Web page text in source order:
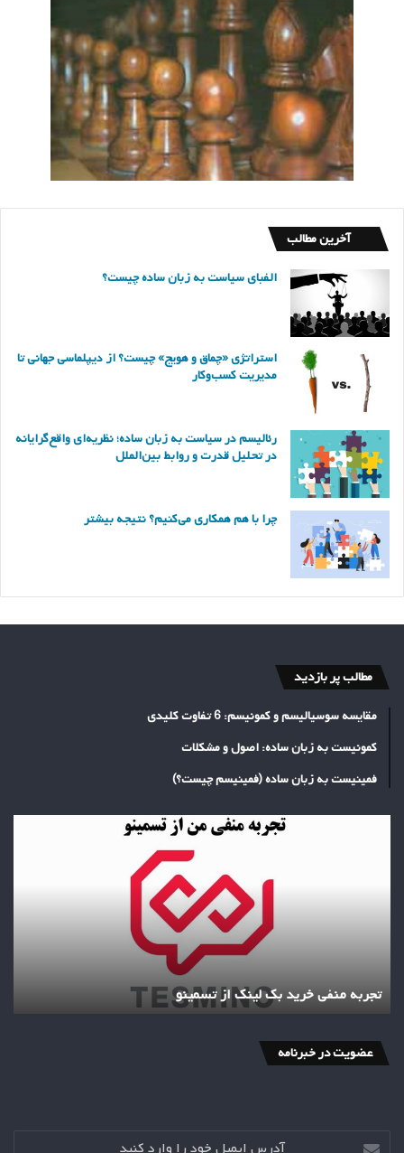
آخرین مطالب
الفبای سیاست به زبان ساده چیست؟
استراتژی «چماق و هویج» چیست؟ از دیپلماسی جهانی تا
مدیریت کسب‌وکار
رئالیسم در سیاست به زبان ساده؛ نظریه‌ای واقع‌گرایانه
در تحلیل قدرت و روابط بین‌الملل
چرا با هم همکاری می‌کنیم؟ نتیجه بیشتر
مطالب پر بازدید
مقایسه سوسیالیسم و کمونیسم: 6 تفاوت کلیدی
کمونیست به زبان ساده: اصول و مشکلات
فمینیست به زبان ساده (فمینیسم چیست؟)
تجربه منفی خرید بک لینک از تسمینو
عضویت در خبرنامه